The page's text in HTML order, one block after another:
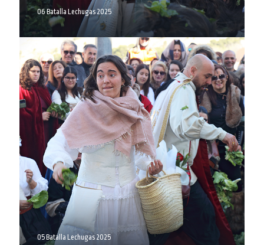
06 Batalla Lechugas 2025
05 Batalla Lechugas 2025